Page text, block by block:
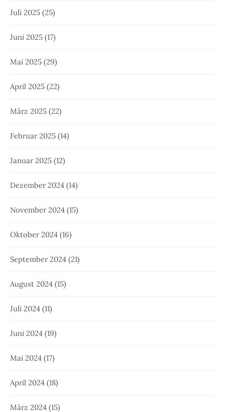
Juli 2025 (25)
Juni 2025 (17)
Mai 2025 (29)
April 2025 (22)
März 2025 (22)
Februar 2025 (14)
Januar 2025 (12)
Dezember 2024 (14)
November 2024 (15)
Oktober 2024 (16)
September 2024 (21)
August 2024 (15)
Juli 2024 (11)
Juni 2024 (19)
Mai 2024 (17)
April 2024 (18)
März 2024 (15)